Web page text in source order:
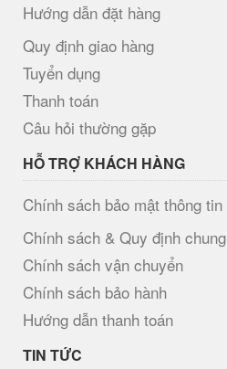
Hướng dẫn đặt hàng
Quy định giao hàng
Tuyển dụng
Thanh toán
Câu hỏi thường gặp
HỖ TRỢ KHÁCH HÀNG
Chính sách bảo mật thông tin
Chính sách & Quy định chung
Chính sách vận chuyển
Chính sách bảo hành
Hướng dẫn thanh toán
TIN TỨC